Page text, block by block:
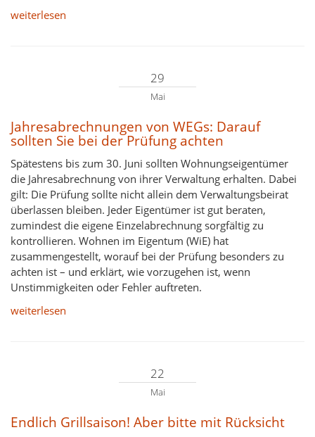
weiterlesen
29
Mai
Jahresabrechnungen von WEGs: Darauf
sollten Sie bei der Prüfung achten
Spätestens bis zum 30. Juni sollten Wohnungseigentümer
die Jahresabrechnung von ihrer Verwaltung erhalten. Dabei
gilt: Die Prüfung sollte nicht allein dem Verwaltungsbeirat
überlassen bleiben. Jeder Eigentümer ist gut beraten,
zumindest die eigene Einzelabrechnung sorgfältig zu
kontrollieren. Wohnen im Eigentum (WiE) hat
zusammengestellt, worauf bei der Prüfung besonders zu
achten ist – und erklärt, wie vorzugehen ist, wenn
Unstimmigkeiten oder Fehler auftreten.
weiterlesen
22
Mai
Endlich Grillsaison! Aber bitte mit Rücksicht